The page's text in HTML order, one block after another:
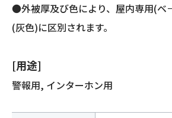
●外被厚及び色により、屋内専用(ベ
(灰色)に区別されます。
[用途]
警報用, インターホン用